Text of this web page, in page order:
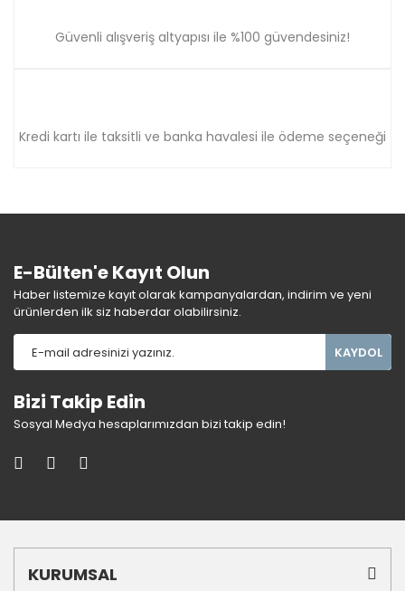
Güvenli alışveriş altyapısı ile %100 güvendesiniz!
Kredi kartı ile taksitli ve banka havalesi ile ödeme seçeneği
E-Bülten'e Kayıt Olun
Haber listemize kayıt olarak kampanyalardan, indirim ve yeni
ürünlerden ilk siz haberdar olabilirsiniz.
KAYDOL
Bizi Takip Edin
Sosyal Medya hesaplarımızdan bizi takip edin!
KURUMSAL